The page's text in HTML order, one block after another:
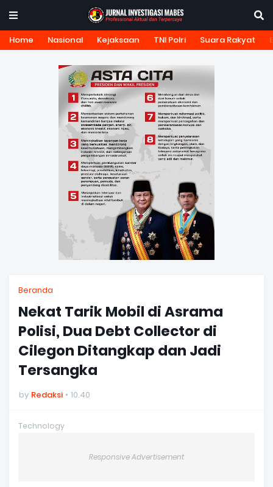
Home Nasional Kejaksaan TNI Polri Suara Rakyat
Beranda
Nekat Tarik Mobil di Asrama
Polisi, Dua Debt Collector di
Cilegon Ditangkap dan Jadi
Tersangka
by Redaksi 10.40
Technology
Responsive Advertisement